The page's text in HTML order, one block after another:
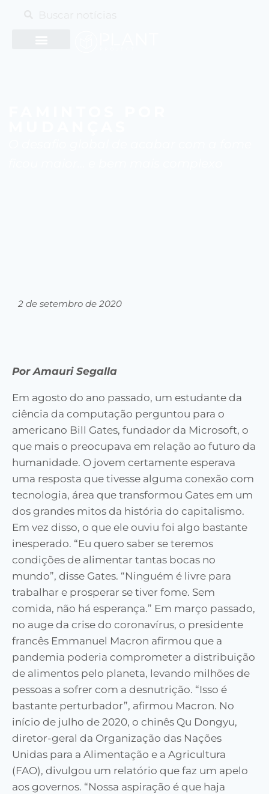
2 de setembro de 2020
Por Amauri Segalla
Em agosto do ano passado, um estudante da
ciência da computação perguntou para o
americano Bill Gates, fundador da Microsoft, o
que mais o preocupava em relação ao futuro da
humanidade. O jovem certamente esperava
uma resposta que tivesse alguma conexão com
tecnologia, área que transformou Gates em um
dos grandes mitos da história do capitalismo.
Em vez disso, o que ele ouviu foi algo bastante
inesperado. “Eu quero saber se teremos
condições de alimentar tantas bocas no
mundo”, disse Gates. “Ninguém é livre para
trabalhar e prosperar se tiver fome. Sem
comida, não há esperança.” Em março passado,
no auge da crise do coronavírus, o presidente
francês Emmanuel Macron afirmou que a
pandemia poderia comprometer a distribuição
de alimentos pelo planeta, levando milhões de
pessoas a sofrer com a desnutrição. “Isso é
bastante perturbador”, afirmou Macron. No
início de julho de 2020, o chinês Qu Dongyu,
diretor-geral da Organização das Nações
Unidas para a Alimentação e a Agricultura
(FAO), divulgou um relatório que faz um apelo
aos governos. “Nossa aspiração é que haja